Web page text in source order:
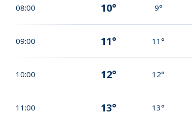
08:00 10° 9°
09:00 11° 11°
10:00 12° 12°
11:00 13° 13°